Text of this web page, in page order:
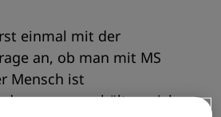
einmal mit der
an, ob man mit MS
Mensch ist
genauso verhält es sich